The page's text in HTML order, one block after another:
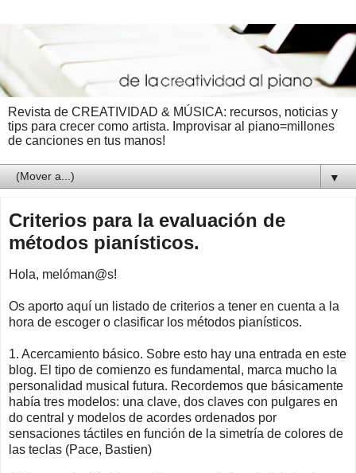
Revista de CREATIVIDAD & MÚSICA: recursos, noticias y
tips para crecer como artista. Improvisar al piano=millones
de canciones en tus manos!
▼
Criterios para la evaluación de
métodos pianísticos.
Hola, melóman@s!
Os aporto aquí un listado de criterios a tener en cuenta a la
hora de escoger o clasificar los métodos pianísticos.
1. Acercamiento básico. Sobre esto hay una entrada en este
blog. El tipo de comienzo es fundamental, marca mucho la
personalidad musical futura. Recordemos que básicamente
había tres modelos: una clave, dos claves con pulgares en
do central y modelos de acordes ordenados por
sensaciones táctiles en función de la simetría de colores de
las teclas (Pace, Bastien)